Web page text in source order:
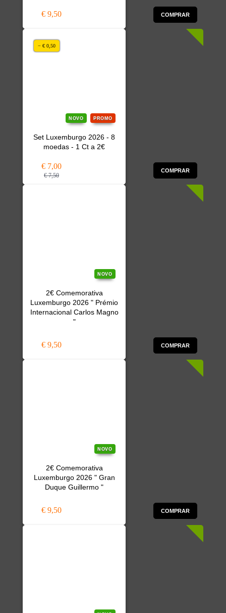
€ 9,50 COMPRAR
NOVO PROMO
Set Luxemburgo 2026 - 8
moedas - 1 Ct a 2€
€ 7,00
€ 7,50
COMPRAR
− € 0,50
NOVO
2€ Comemorativa
Luxemburgo 2026 " Prémio
Internacional Carlos Magno
"
€ 9,50 COMPRAR
NOVO
2€ Comemorativa
Luxemburgo 2026 " Gran
Duque Guillermo "
€ 9,50 COMPRAR